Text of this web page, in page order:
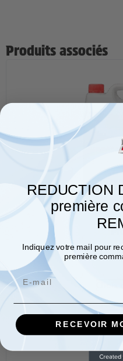
Produits associés
14,00
REDUCTION
première
Indiquez votre mail pour
première
Email
RECEVOIR